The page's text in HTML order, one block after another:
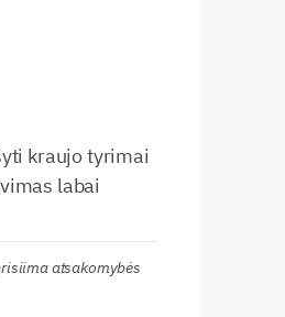
kraujo tyrimai
labai
atsakomybės